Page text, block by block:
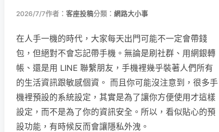
2026/7/7作者： 客座投稿分類： 網路大小事
在人手一機的時代，大家每天出門可能不一定會帶錢
包，但絕對不會忘記帶手機。無論是刷社群、用網銀轉
帳、還是用 LINE 聯繫朋友，手機裡幾乎裝著人們所有
的生活資訊跟敏感個資。 而且你可能沒注意到，很多手
機裡預設的系統設定，其實是為了讓你方便使用才這樣
設定，而不是為了你的資訊安全。所以，看似貼心的預
設功能，有時候反而會讓隱私外洩。